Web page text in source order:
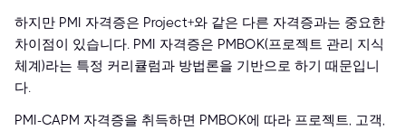
하지만 PMI 자격증은 Project+와 같은 다른 자격증과는 중요한
차이점이 있습니다. PMI 자격증은 PMBOK(프로젝트 관리 지식
체계)라는 특정 커리큘럼과 방법론을 기반으로 하기 때문입니
다.
PMI-CAPM 자격증을 취득하면 PMBOK에 따라 프로젝트, 고객,